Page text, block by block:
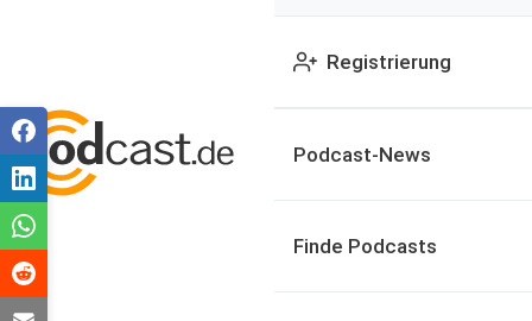
Registrierung
Podcast-News
Finde Podcasts